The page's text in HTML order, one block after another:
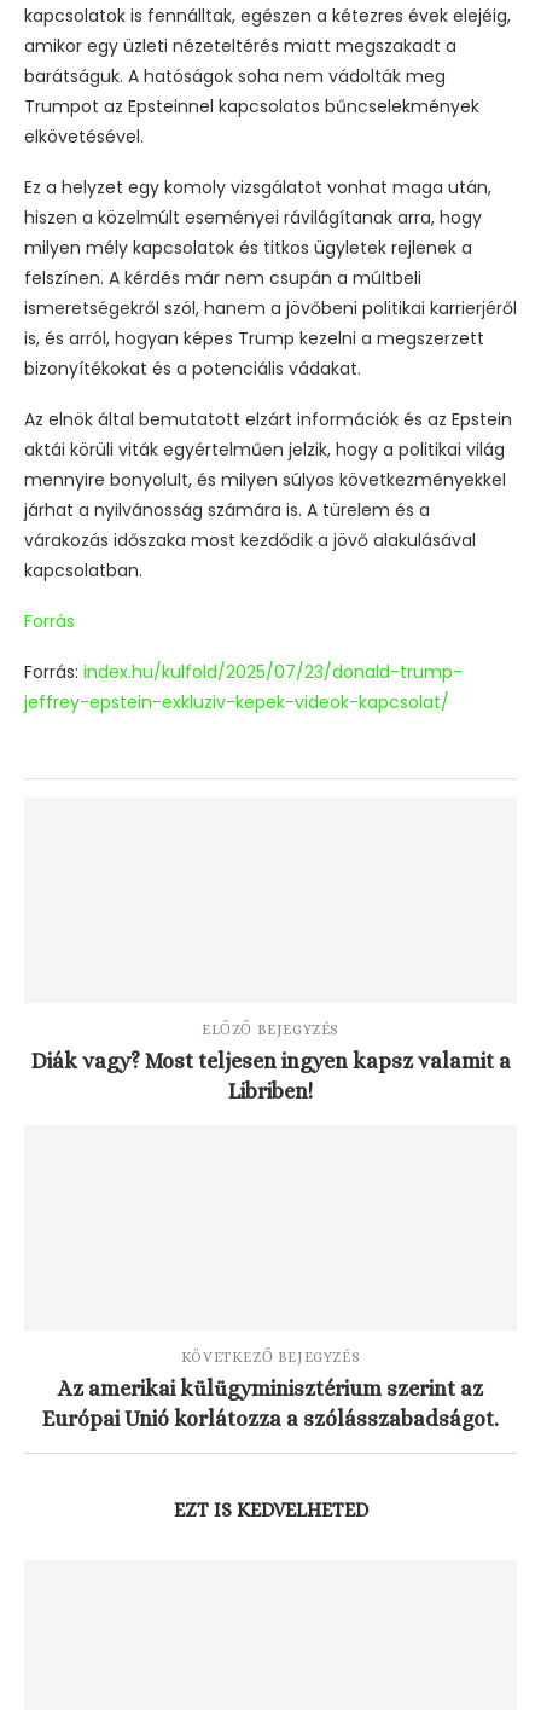
kapcsolatok is fennálltak, egészen a kétezres évek elejéig,
amikor egy üzleti nézeteltérés miatt megszakadt a
barátságuk. A hatóságok soha nem vádolták meg
Trumpot az Epsteinnel kapcsolatos bűncselekmények
elkövetésével.
Ez a helyzet egy komoly vizsgálatot vonhat maga után,
hiszen a közelmúlt eseményei rávilágítanak arra, hogy
milyen mély kapcsolatok és titkos ügyletek rejlenek a
felszínen. A kérdés már nem csupán a múltbeli
ismeretségekről szól, hanem a jövőbeni politikai karrierjéről
is, és arról, hogyan képes Trump kezelni a megszerzett
bizonyítékokat és a potenciális vádakat.
Az elnök által bemutatott elzárt információk és az Epstein
aktái körüli viták egyértelműen jelzik, hogy a politikai világ
mennyire bonyolult, és milyen súlyos következményekkel
járhat a nyilvánosság számára is. A türelem és a
várakozás időszaka most kezdődik a jövő alakulásával
kapcsolatban.
Forrás
Forrás: index.hu/kulfold/2025/07/23/donald-trump-
jeffrey-epstein-exkluziv-kepek-videok-kapcsolat/
ELŐZŐ BEJEGYZÉS
Diák vagy? Most teljesen ingyen kapsz valamit a
Libriben!
KÖVETKEZŐ BEJEGYZÉS
Az amerikai külügyminisztérium szerint az
Európai Unió korlátozza a szólásszabadságot.
EZT IS KEDVELHETED